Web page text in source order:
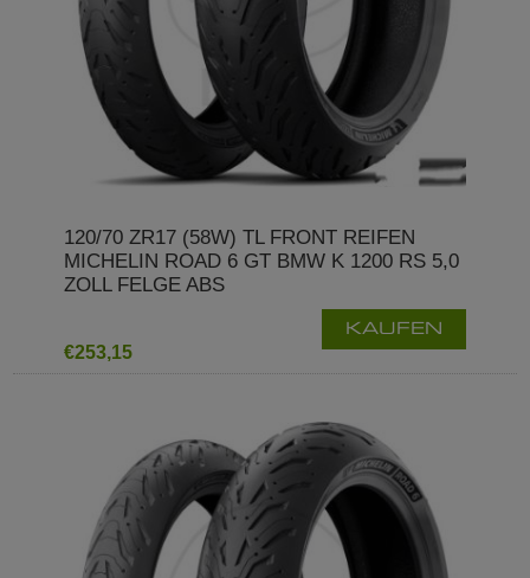
120/70 ZR17 (58W) TL FRONT REIFEN
MICHELIN ROAD 6 GT BMW K 1200 RS 5,0
ZOLL FELGE ABS
€253,15
KAUFEN